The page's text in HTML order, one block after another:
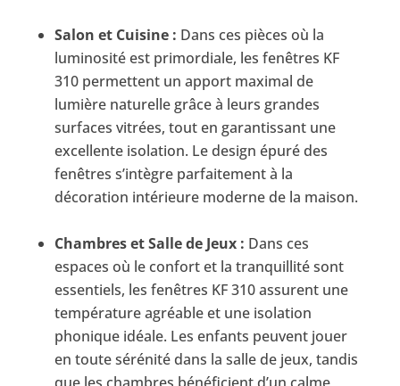
Salon et Cuisine : Dans ces pièces où la
luminosité est primordiale, les fenêtres KF
310 permettent un apport maximal de
lumière naturelle grâce à leurs grandes
surfaces vitrées, tout en garantissant une
excellente isolation. Le design épuré des
fenêtres s’intègre parfaitement à la
décoration intérieure moderne de la maison.
Chambres et Salle de Jeux : Dans ces
espaces où le confort et la tranquillité sont
essentiels, les fenêtres KF 310 assurent une
température agréable et une isolation
phonique idéale. Les enfants peuvent jouer
en toute sérénité dans la salle de jeux, tandis